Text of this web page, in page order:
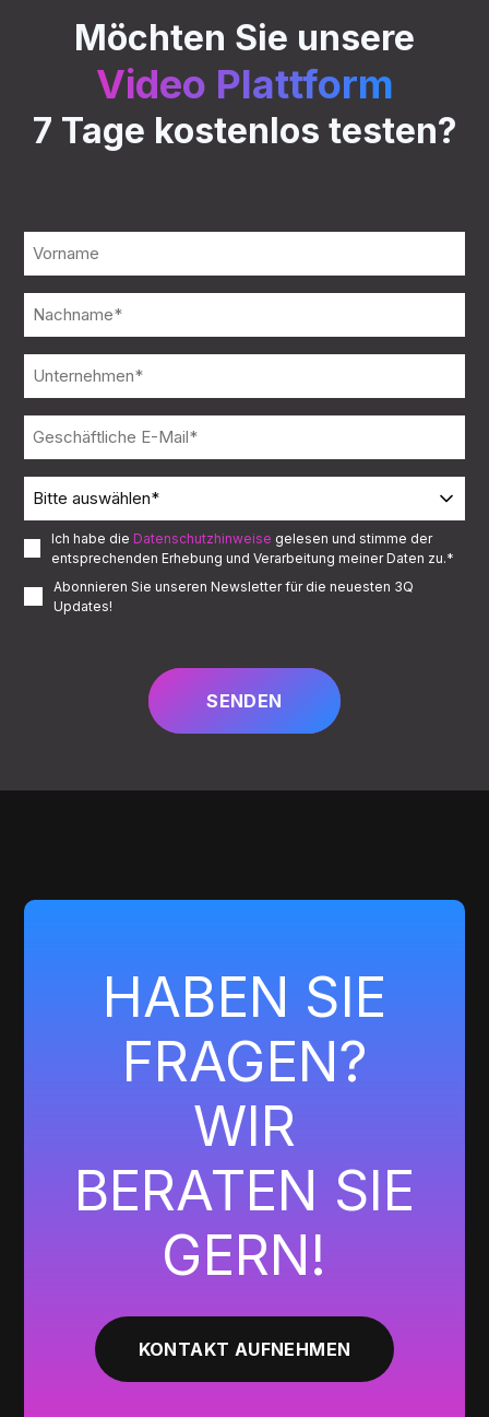
Möchten Sie unsere
Video Plattform
7 Tage kostenlos testen?
Ich habe die Datenschutzhinweise gelesen und stimme der
entsprechenden Erhebung und Verarbeitung meiner Daten zu.*
Abonnieren Sie unseren Newsletter für die neuesten 3Q
Updates!
HABEN SIE
FRAGEN?
WIR
BERATEN SIE
GERN!
KONTAKT AUFNEHMEN